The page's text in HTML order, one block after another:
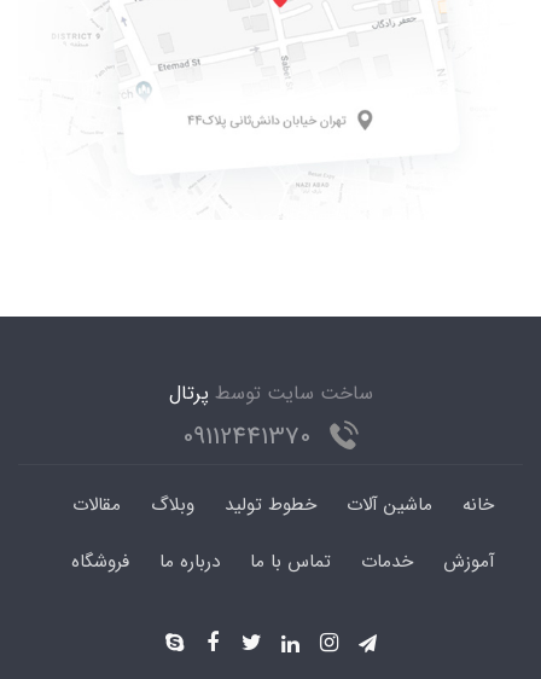
ساخت سایت توسط پرتال
خانه ماشین آلات خطوط تولید وبلاگ
مقالات
آموزش
خدمات تماس با ما درباره ما فروشگاه